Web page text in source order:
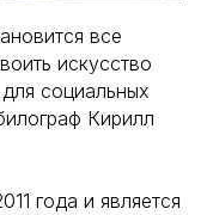
все
искусство
социальных
Кирилл
года и является